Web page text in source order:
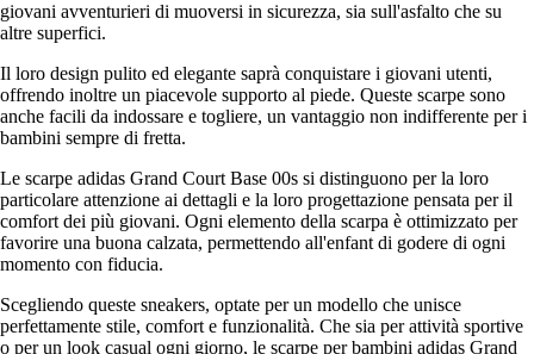
giovani avventurieri di muoversi in sicurezza, sia sull'asfalto che su
altre superfici.
Il loro design pulito ed elegante saprà conquistare i giovani utenti,
offrendo inoltre un piacevole supporto al piede. Queste scarpe sono
anche facili da indossare e togliere, un vantaggio non indifferente per i
bambini sempre di fretta.
Le scarpe adidas Grand Court Base 00s si distinguono per la loro
particolare attenzione ai dettagli e la loro progettazione pensata per il
comfort dei più giovani. Ogni elemento della scarpa è ottimizzato per
favorire una buona calzata, permettendo all'enfant di godere di ogni
momento con fiducia.
Scegliendo queste sneakers, optate per un modello che unisce
perfettamente stile, comfort e funzionalità. Che sia per attività sportive
o per un look casual ogni giorno, le scarpe per bambini adidas Grand